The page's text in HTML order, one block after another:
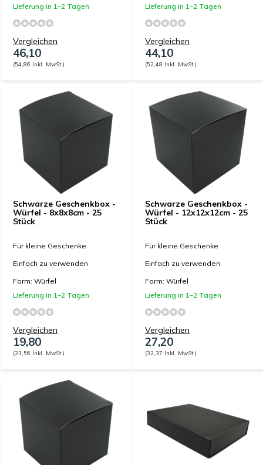
Lieferung in 1–2 Tagen
Vergleichen
46,10
(54,86 Inkl. MwSt.)
Lieferung in 1–2 Tagen
Vergleichen
44,10
(52,48 Inkl. MwSt.)
Schwarze Geschenkbox -
Würfel - 8x8x8cm - 25
Stück
Für kleine Geschenke
Einfach zu verwenden
Form: Würfel
Lieferung in 1–2 Tagen
Vergleichen
19,80
(23,56 Inkl. MwSt.)
Schwarze Geschenkbox -
Würfel - 12x12x12cm - 25
Stück
Für kleine Geschenke
Einfach zu verwenden
Form: Würfel
Lieferung in 1–2 Tagen
Vergleichen
27,20
(32,37 Inkl. MwSt.)